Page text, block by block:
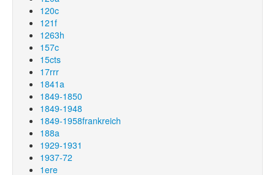
120c
121f
1263h
157c
15cts
17rrr
1841a
1849-1850
1849-1948
1849-1958frankreich
188a
1929-1931
1937-72
1ere